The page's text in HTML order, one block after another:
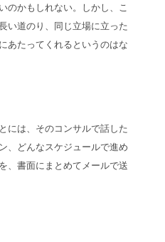
のかもしれない。しかし、こ
い道のり、同じ立場に立った
あたってくれるというのはな
には、そのコンサルで話した
、どんなスケジュールで進め
、書面にまとめてメールで送